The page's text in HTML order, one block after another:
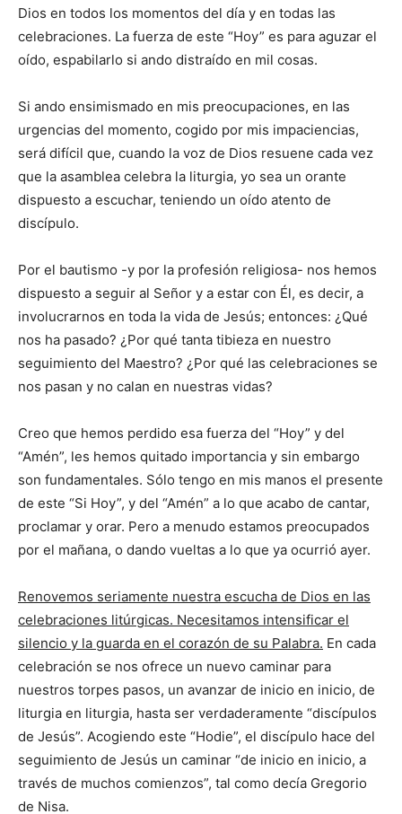
Dios en todos los momentos del día y en todas las
celebraciones. La fuerza de este “Hoy” es para aguzar el
oído, espabilarlo si ando distraído en mil cosas.
Si ando ensimismado en mis preocupaciones, en las
urgencias del momento, cogido por mis impaciencias,
será difícil que, cuando la voz de Dios resuene cada vez
que la asamblea celebra la liturgia, yo sea un orante
dispuesto a escuchar, teniendo un oído atento de
discípulo.
Por el bautismo -y por la profesión religiosa- nos hemos
dispuesto a seguir al Señor y a estar con Él, es decir, a
involucrarnos en toda la vida de Jesús; entonces: ¿Qué
nos ha pasado? ¿Por qué tanta tibieza en nuestro
seguimiento del Maestro? ¿Por qué las celebraciones se
nos pasan y no calan en nuestras vidas?
Creo que hemos perdido esa fuerza del “Hoy” y del
“Amén”, les hemos quitado importancia y sin embargo
son fundamentales. Sólo tengo en mis manos el presente
de este “Si Hoy”, y del “Amén” a lo que acabo de cantar,
proclamar y orar. Pero a menudo estamos preocupados
por el mañana, o dando vueltas a lo que ya ocurrió ayer.
Renovemos seriamente nuestra escucha de Dios en las
celebraciones litúrgicas. Necesitamos intensificar el
silencio y la guarda en el corazón de su Palabra. En cada
celebración se nos ofrece un nuevo caminar para
nuestros torpes pasos, un avanzar de inicio en inicio, de
liturgia en liturgia, hasta ser verdaderamente “discípulos
de Jesús”. Acogiendo este “Hodie”, el discípulo hace del
seguimiento de Jesús un caminar “de inicio en inicio, a
través de muchos comienzos”, tal como decía Gregorio
de Nisa.